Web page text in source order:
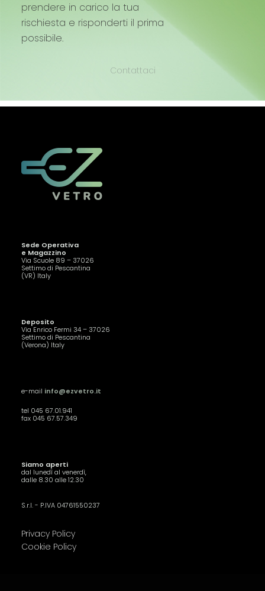
prendere in carico la tua
rischiesta e risponderti il prima
possibile.
Contattaci
Sede Operativa
e Magazzino
Via Scuole 89 – 37026
Settimo di Pescantina
(VR) Italy
Deposito
Via Enrico Fermi 34 – 37026
Settimo di Pescantina
(Verona) Italy
e-mail info@ezvetro.it
tel 045 67.01.941
fax 045 67.57.349
Siamo aperti
dal lunedì al venerdì,
dalle 8.30 alle 12.30
S.r.l. - P.IVA 04761550237
Privacy Policy
Cookie Policy